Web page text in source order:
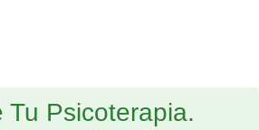
Tu Psicoterapia.